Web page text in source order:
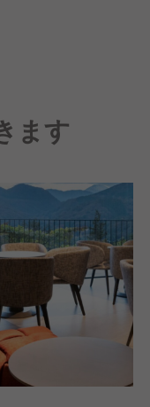
けます。夜には夜
ご用意。
ホテルを作りまし
ます